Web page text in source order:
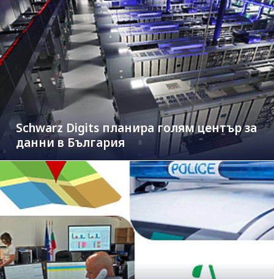
Schwarz Digits планира голям център за
данни в България